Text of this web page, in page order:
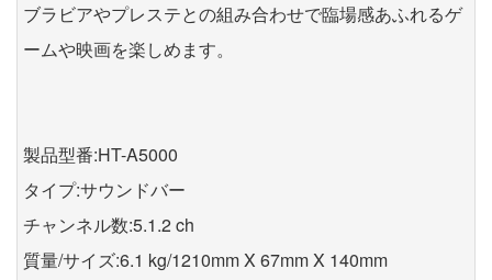
ブラビアやプレステとの組み合わせで臨場感あふれるゲ
ームや映画を楽しめます。
製品型番:HT-A5000
タイプ:サウンドバー
チャンネル数:5.1.2 ch
質量/サイズ:6.1 kg/1210mm X 67mm X 140mm